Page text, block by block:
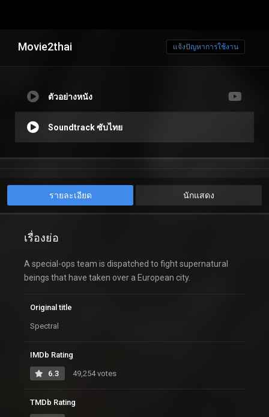
Movie2thai แจ้งปัญหาการใช้งาน
ตัวอย่างหนัง
Soundtrack ซับไทย
รายละเอียด นักแสดง
เรื่องย่อ
A special-ops team is dispatched to fight supernatural
beings that have taken over a European city.
Original title
Spectral
IMDb Rating
6.3 49,254 votes
TMDb Rating